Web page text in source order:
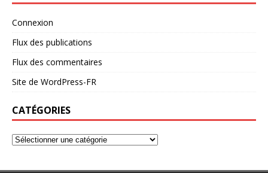
Connexion
Flux des publications
Flux des commentaires
Site de WordPress-FR
CATÉGORIES